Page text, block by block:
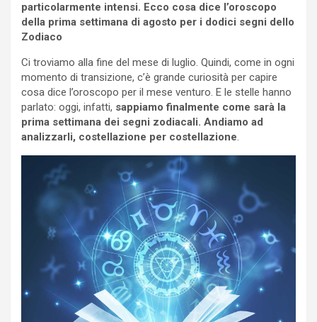
particolarmente intensi. Ecco cosa dice l’oroscopo
della prima settimana di agosto per i dodici segni dello
Zodiaco
Ci troviamo alla fine del mese di luglio. Quindi, come in ogni
momento di transizione, c’è grande curiosità per capire
cosa dice l’oroscopo per il mese venturo. E le stelle hanno
parlato: oggi, infatti, sappiamo finalmente come sarà la
prima settimana dei segni zodiacali. Andiamo ad
analizzarli, costellazione per costellazione.